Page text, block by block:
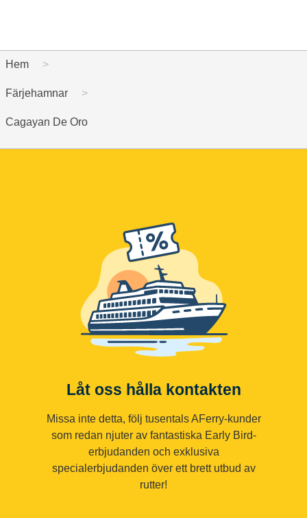
Hem
Färjehamnar
Cagayan De Oro
Låt oss hålla kontakten
Missa inte detta, följ tusentals AFerry-kunder
som redan njuter av fantastiska Early Bird-
erbjudanden och exklusiva
specialerbjudanden över ett brett utbud av
rutter!